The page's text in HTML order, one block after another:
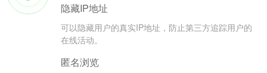
隐藏IP地址
可以隐藏用户的真实IP地址，防止第三方追踪用户的
在线活动。
匿名浏览